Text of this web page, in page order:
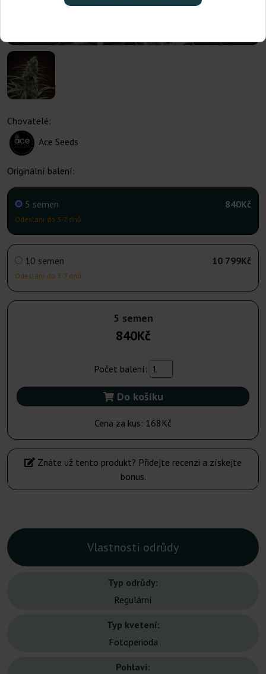
Chovatelé:
Ace Seeds
Originální balení:
5 semen
Odeslání do 3-7 dnů
840Kč
10 semen
Odeslání do 3-7 dnů
10 799Kč
5 semen
840Kč
Počet balení:
Do košíku
Cena za kus: 168Kč
Znáte už tento produkt? Přidejte recenzi a získejte
bonus.
Vlastnosti odrůdy
Typ odrůdy:
Regulární
Typ kvetení:
Fotoperioda
Pohlaví: